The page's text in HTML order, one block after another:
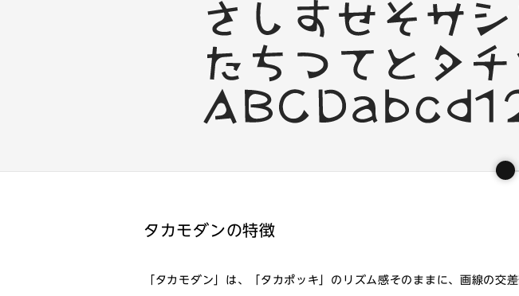
タカモダンの特徴
「タカモダン」は、「タカポッキ」のリズム感そのままに、画線の交